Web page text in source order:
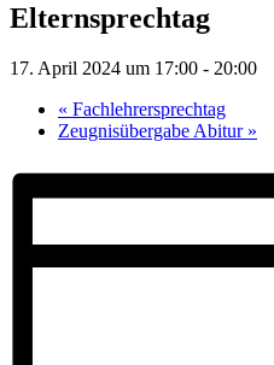
Elternsprechtag
17. April 2024 um 17:00 - 20:00
« Fachlehrersprechtag
Zeugnisübergabe Abitur »